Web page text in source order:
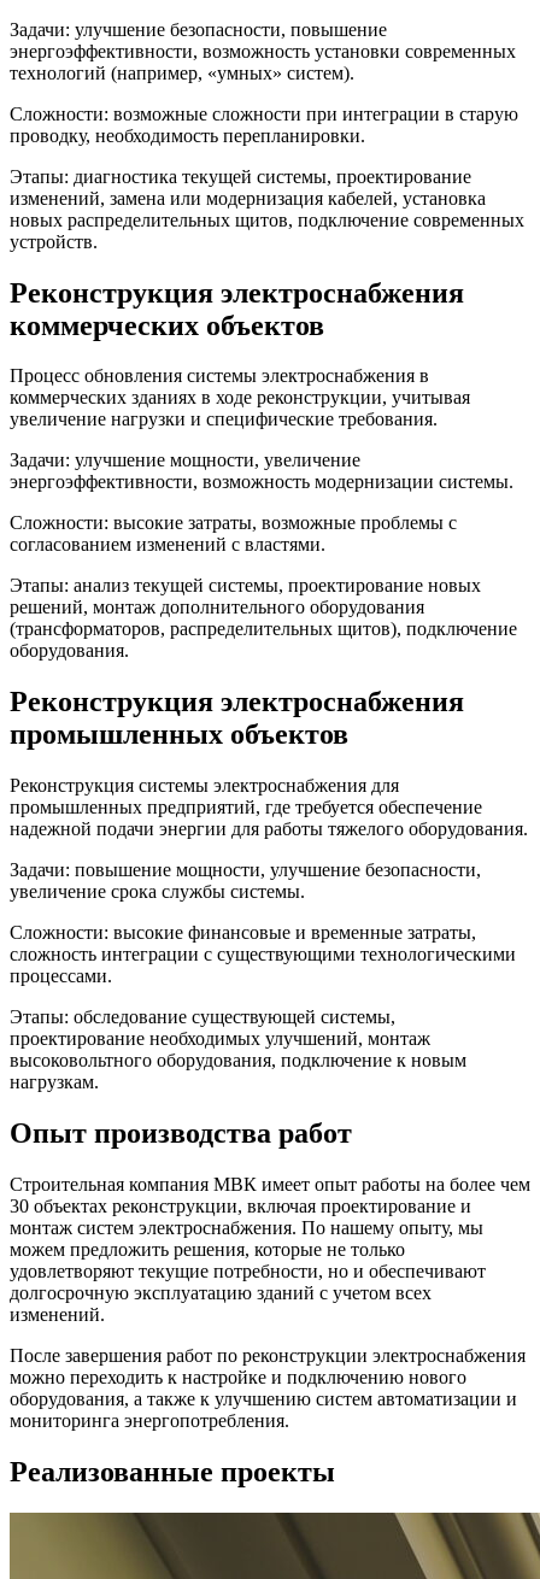
Задачи: улучшение безопасности, повышение
энергоэффективности, возможность установки современных
технологий (например, «умных» систем).
Сложности: возможные сложности при интеграции в старую
проводку, необходимость перепланировки.
Этапы: диагностика текущей системы, проектирование
изменений, замена или модернизация кабелей, установка
новых распределительных щитов, подключение современных
устройств.
Реконструкция электроснабжения
коммерческих объектов
Процесс обновления системы электроснабжения в
коммерческих зданиях в ходе реконструкции, учитывая
увеличение нагрузки и специфические требования.
Задачи: улучшение мощности, увеличение
энергоэффективности, возможность модернизации системы.
Сложности: высокие затраты, возможные проблемы с
согласованием изменений с властями.
Этапы: анализ текущей системы, проектирование новых
решений, монтаж дополнительного оборудования
(трансформаторов, распределительных щитов), подключение
оборудования.
Реконструкция электроснабжения
промышленных объектов
Реконструкция системы электроснабжения для
промышленных предприятий, где требуется обеспечение
надежной подачи энергии для работы тяжелого оборудования.
Задачи: повышение мощности, улучшение безопасности,
увеличение срока службы системы.
Сложности: высокие финансовые и временные затраты,
сложность интеграции с существующими технологическими
процессами.
Этапы: обследование существующей системы,
проектирование необходимых улучшений, монтаж
высоковольтного оборудования, подключение к новым
нагрузкам.
Опыт производства работ
Строительная компания МВК имеет опыт работы на более чем
30 объектах реконструкции, включая проектирование и
монтаж систем электроснабжения. По нашему опыту, мы
можем предложить решения, которые не только
удовлетворяют текущие потребности, но и обеспечивают
долгосрочную эксплуатацию зданий с учетом всех
изменений.
После завершения работ по реконструкции электроснабжения
можно переходить к настройке и подключению нового
оборудования, а также к улучшению систем автоматизации и
мониторинга энергопотребления.
Реализованные проекты